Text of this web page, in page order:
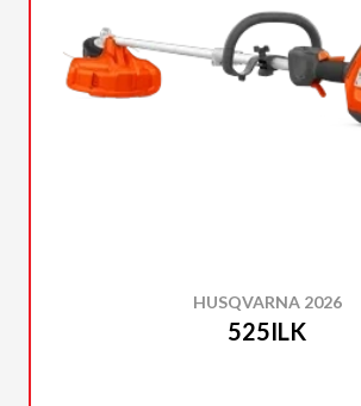
HUSQVARNA 2026
525ILK